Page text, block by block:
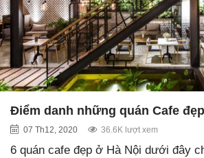
Điểm danh những quán Cafe
07 Th12, 2020 36.6K lượt xem
6 quán cafe đẹp ở Hà Nội dưới đây